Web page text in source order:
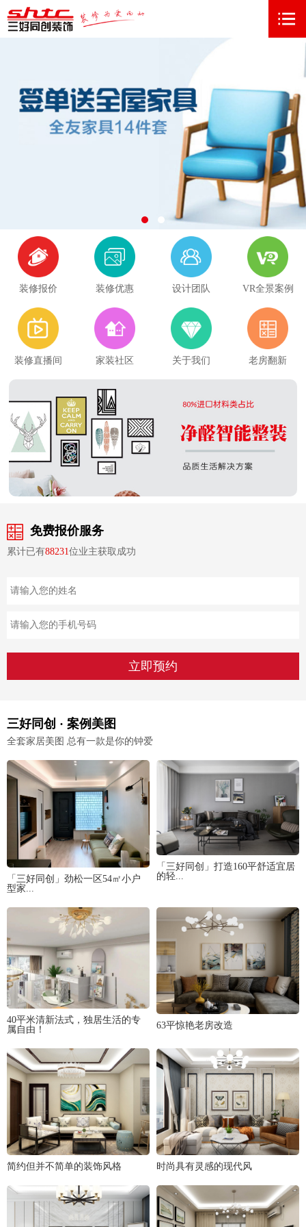
装修报价 装修优惠 设计团队 VR全景案例
装修直播间 家装社区 关于我们 老房翻新
免费报价服务
累计已有88231位业主获取成功
三好同创 · 案例美图
全套家居美图 总有一款是你的钟爱
「三好同创」劲松一区54㎡小户
型家...
「三好同创」打造160平舒适宜居
的轻...
40平米清新法式，独居生活的专
属自由！
63平惊艳老房改造
简约但并不简单的装饰风格 时尚具有灵感的现代风